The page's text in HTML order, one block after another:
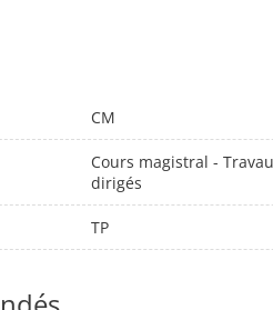
CM
Cours magistral -
dirigés
TP